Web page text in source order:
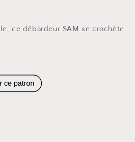
ce débardeur SAM se crochète